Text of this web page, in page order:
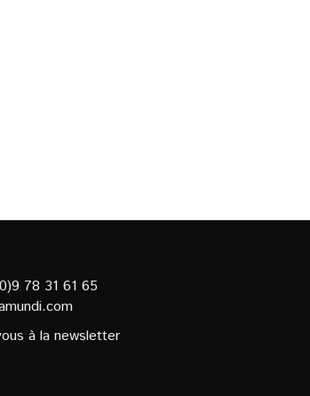
78 31 61 65
à la newsletter